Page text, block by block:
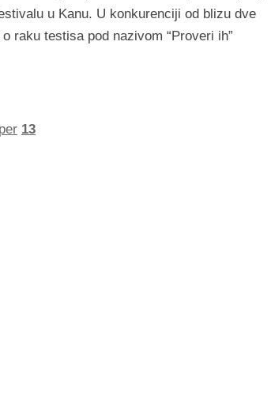
u Kanu. U konkurenciji od blizu dve
raku testisa pod nazivom “Proveri ih”
13